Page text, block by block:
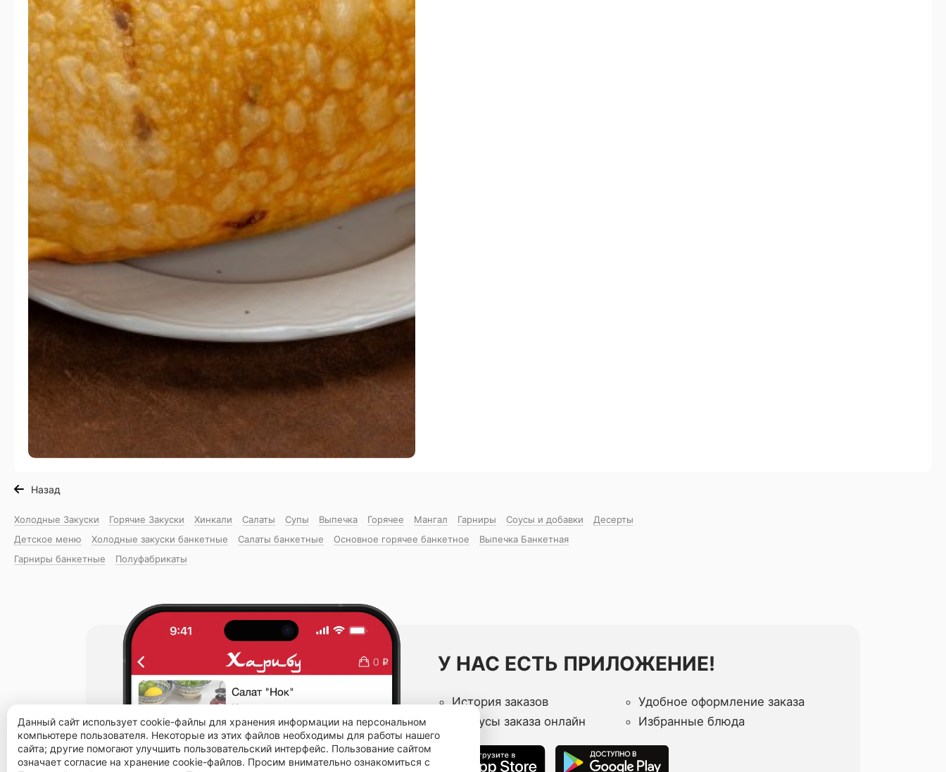
Назад
Холодные Закуски Горячие Закуски Хинкали Салаты Супы Выпечка Горячее Мангал Гарниры Соусы и добавки
Десерты
Детское меню
Холодные закуски банкетные Салаты банкетные Основное горячее банкетное
Выпечка Банкетная
Гарниры банкетные
Полуфабрикаты
У НАС ЕСТЬ ПРИЛОЖЕНИЕ!
История заказов
Удобное оформление заказа
Статусы заказа онлайн
Избранные блюда
Данный сайт использует cookie-файлы для хранения информации на персональном
компьютере пользователя. Некоторые из этих файлов необходимы для работы нашего
сайта; другие помогают улучшить пользовательский интерфейс. Пользование сайтом
означает согласие на хранение cookie-файлов. Просим внимательно ознакомиться с